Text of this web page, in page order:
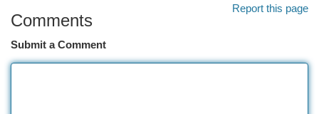
Report this page
Comments
Submit a Comment